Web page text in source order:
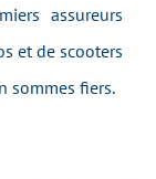
assureurs
et de scooters
sommes fiers.